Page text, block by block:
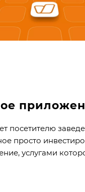
посетителю
просто
услугами